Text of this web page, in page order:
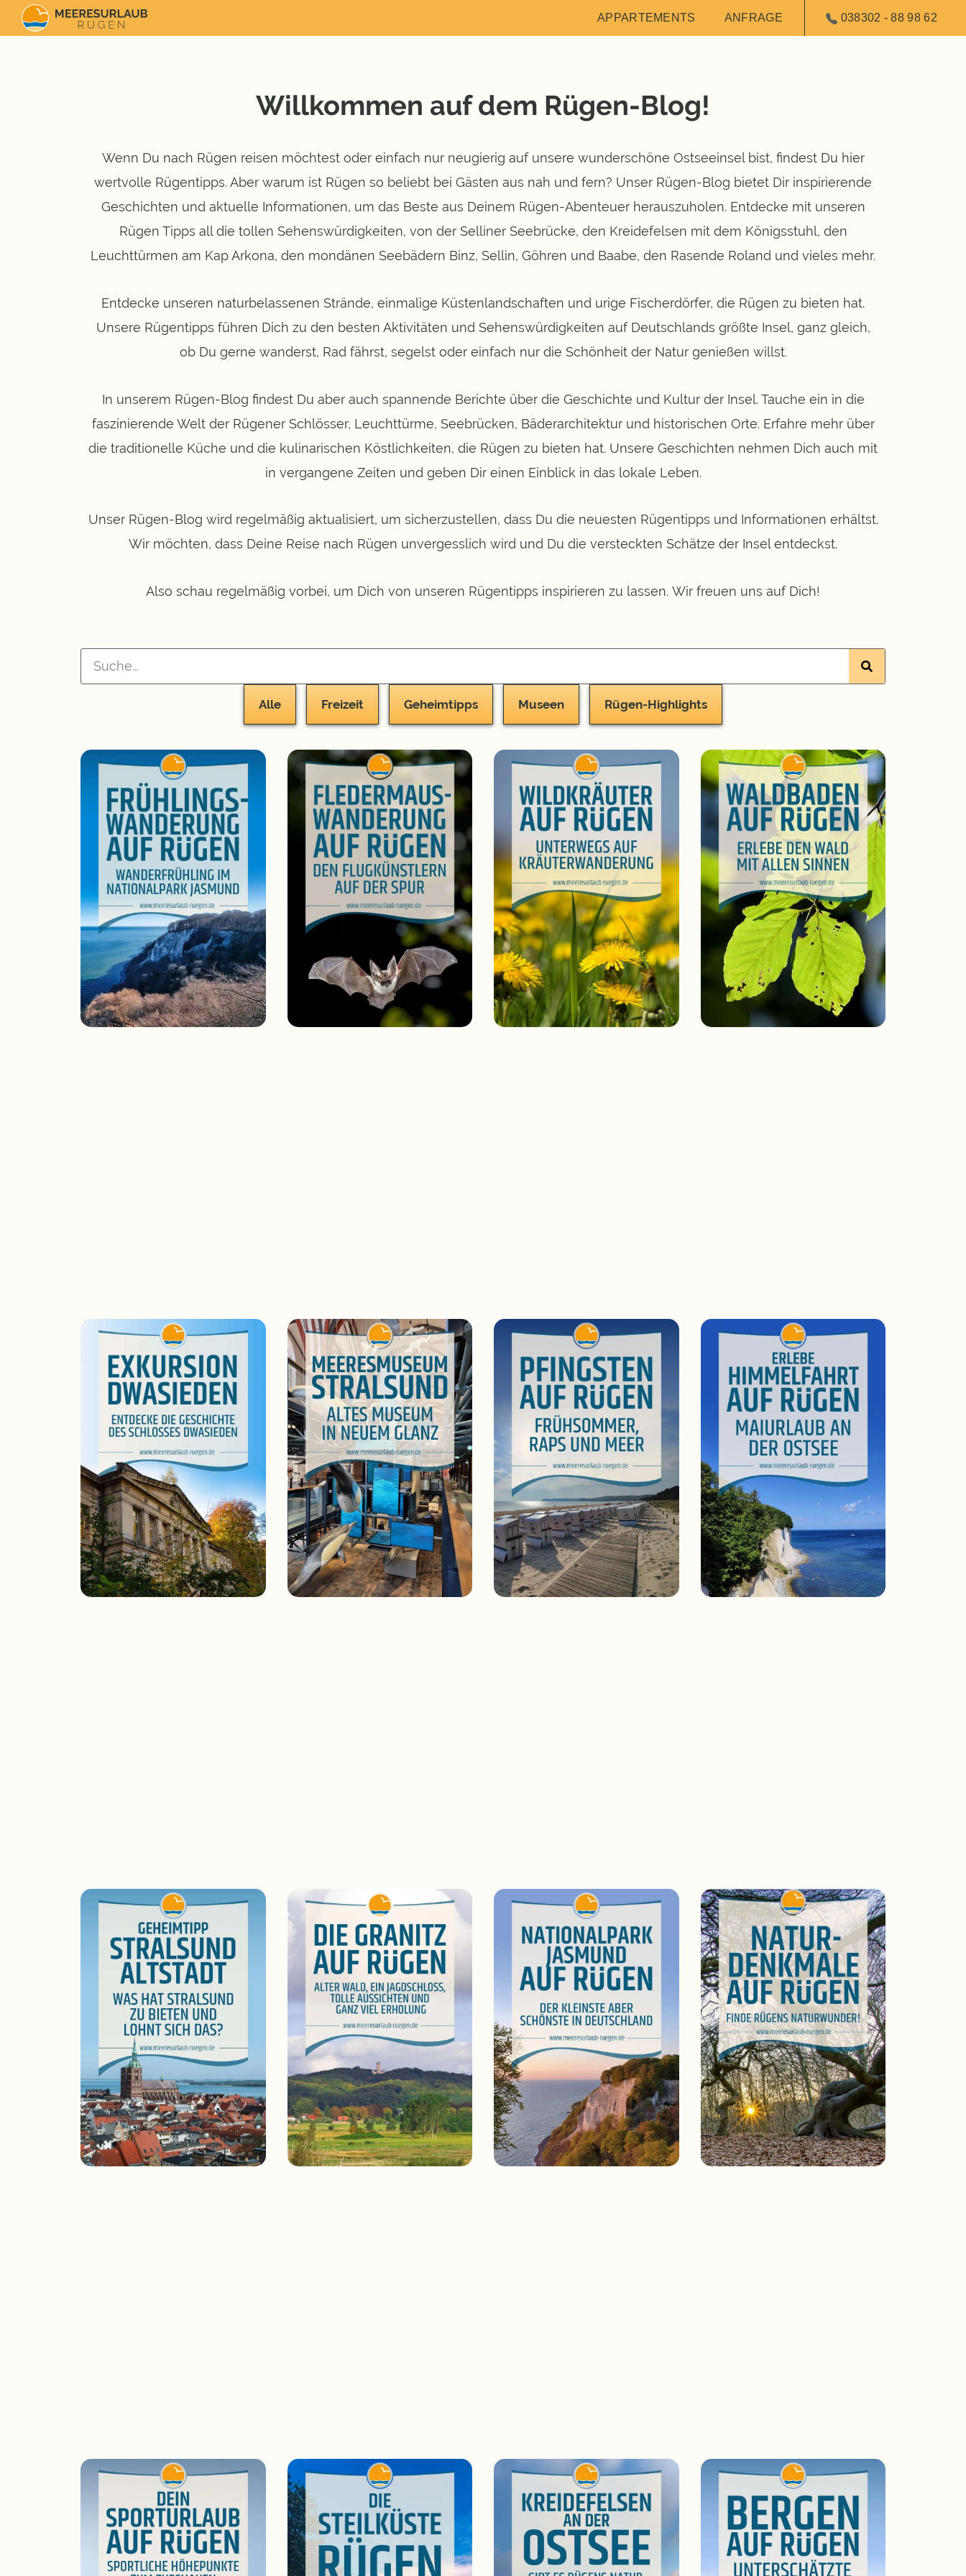
APPARTEMENTS ANFRAGE 038302 - 88 98 62
Willkommen auf dem Rügen-Blog!
Wenn Du nach Rügen reisen möchtest oder einfach nur neugierig auf unsere wunderschöne Ostseeinsel bist, findest Du hier
wertvolle Rügentipps. Aber warum ist Rügen so beliebt bei Gästen aus nah und fern? Unser Rügen-Blog bietet Dir inspirierende
Geschichten und aktuelle Informationen, um das Beste aus Deinem Rügen-Abenteuer herauszuholen. Entdecke mit unseren
Rügen Tipps all die tollen Sehenswürdigkeiten, von der Selliner Seebrücke, den Kreidefelsen mit dem Königsstuhl, den
Leuchttürmen am Kap Arkona, den mondänen Seebädern Binz, Sellin, Göhren und Baabe, den Rasende Roland und vieles mehr.
Entdecke unseren naturbelassenen Strände, einmalige Küstenlandschaften und urige Fischerdörfer, die Rügen zu bieten hat.
Unsere Rügentipps führen Dich zu den besten Aktivitäten und Sehenswürdigkeiten auf Deutschlands größte Insel, ganz gleich,
ob Du gerne wanderst, Rad fährst, segelst oder einfach nur die Schönheit der Natur genießen willst.
In unserem Rügen-Blog findest Du aber auch spannende Berichte über die Geschichte und Kultur der Insel. Tauche ein in die
faszinierende Welt der Rügener Schlösser, Leuchttürme, Seebrücken, Bäderarchitektur und historischen Orte. Erfahre mehr über
die traditionelle Küche und die kulinarischen Köstlichkeiten, die Rügen zu bieten hat. Unsere Geschichten nehmen Dich auch mit
in vergangene Zeiten und geben Dir einen Einblick in das lokale Leben.
Unser Rügen-Blog wird regelmäßig aktualisiert, um sicherzustellen, dass Du die neuesten Rügentipps und Informationen erhältst.
Wir möchten, dass Deine Reise nach Rügen unvergesslich wird und Du die versteckten Schätze der Insel entdeckst.
Also schau regelmäßig vorbei, um Dich von unseren Rügentipps inspirieren zu lassen. Wir freuen uns auf Dich!
Alle Freizeit Geheimtipps Museen Rügen-Highlights